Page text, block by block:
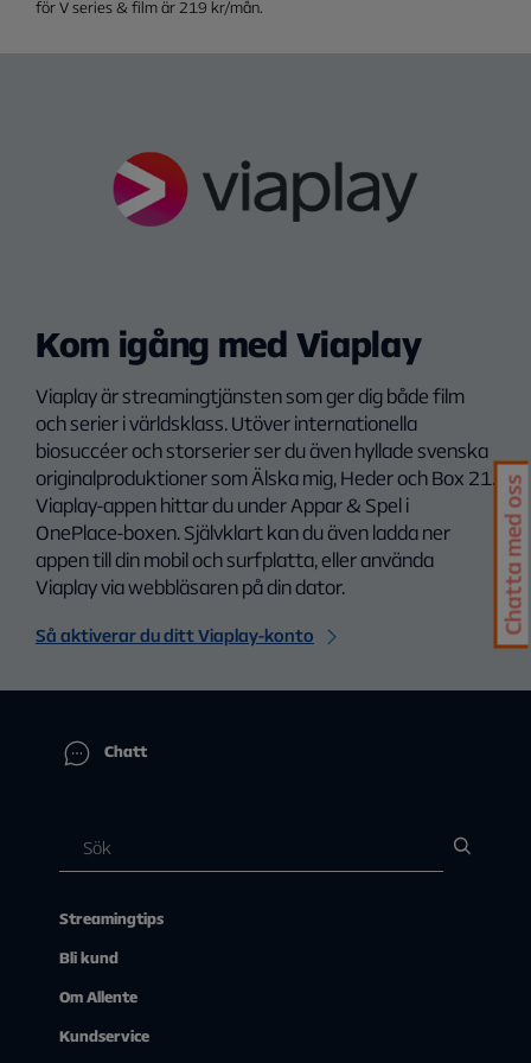
för V series & film är 219 kr/mån.
Kom igång med Viaplay
Viaplay är streamingtjänsten som ger dig både film
och serier i världsklass. Utöver internationella
biosuccéer och storserier ser du även hyllade svenska
originalproduktioner som Älska mig, Heder och Box 21.
Viaplay-appen hittar du under Appar & Spel i
OnePlace-boxen. Självklart kan du även ladda ner
appen till din mobil och surfplatta, eller använda
Viaplay via webbläsaren på din dator.
Så aktiverar du ditt Viaplay-konto
Chatt
Streamingtips
Bli kund
Om Allente
Kundservice
Chatta med oss